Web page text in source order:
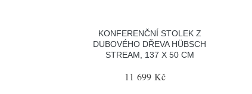
KONFERENČNÍ STOLEK Z
DUBOVÉHO DŘEVA HÜBSCH
STREAM, 137 X 50 CM
11 699 Kč